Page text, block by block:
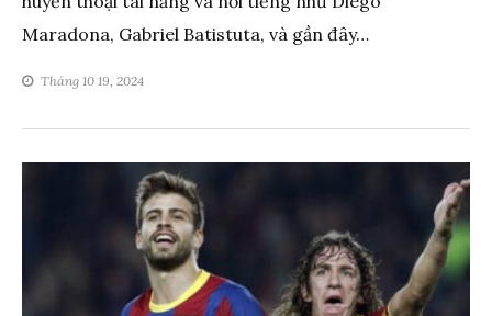
Maradona, Gabriel Batistuta, và gần đây…
Tháng 10 19, 2024